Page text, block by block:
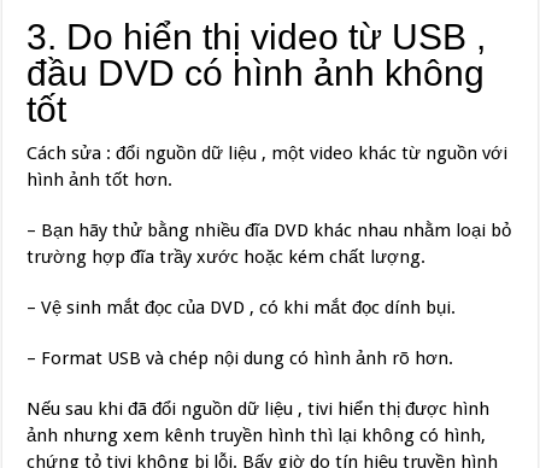
3. Do hiển thị video từ USB ,
đầu DVD có hình ảnh không
tốt
Cách sửa : đổi nguồn dữ liệu , một video khác từ nguồn với
hình ảnh tốt hơn.
– Bạn hãy thử bằng nhiều đĩa DVD khác nhau nhằm loại bỏ
trường hợp đĩa trầy xước hoặc kém chất lượng.
– Vệ sinh mắt đọc của DVD , có khi mắt đọc dính bụi.
– Format USB và chép nội dung có hình ảnh rõ hơn.
Nếu sau khi đã đổi nguồn dữ liệu , tivi hiển thị được hình
ảnh nhưng xem kênh truyền hình thì lại không có hình,
chứng tỏ tivi không bị lỗi. Bấy giờ do tín hiệu truyền hình